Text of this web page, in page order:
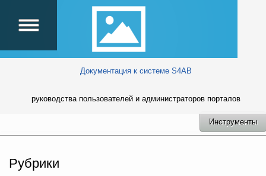
Документация к системе S4AB
руководства пользователей и администраторов порталов
Инструменты
Рубрики